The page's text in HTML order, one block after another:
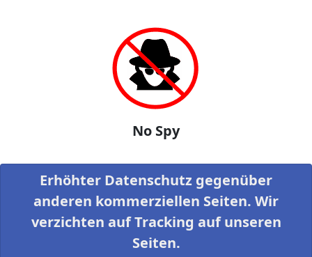
No Spy
Erhöhter Datenschutz gegenüber
anderen kommerziellen Seiten. Wir
verzichten auf Tracking auf unseren
Seiten.